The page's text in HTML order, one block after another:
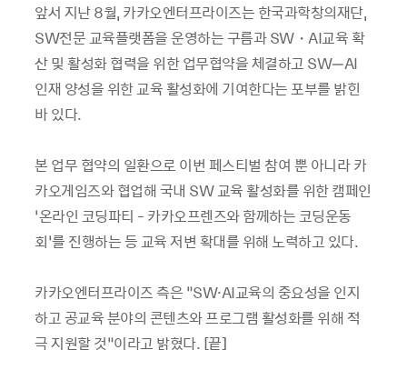
앞서 지난 8월, 카카오엔터프라이즈는 한국과학창의재단,
SW전문 교육플랫폼을 운영하는 구름과 SW・AI교육 확
산 및 활성화 협력을 위한 업무협약을 체결하고 SW–AI
인재 양성을 위한 교육 활성화에 기여한다는 포부를 밝힌
바 있다.
본 업무 협약의 일환으로 이번 페스티벌 참여 뿐 아니라 카
카오게임즈와 협업해 국내 SW 교육 활성화를 위한 캠페인
‘​온라인 코딩파티 - 카카오프렌즈와 함께하는 코딩운동
회’를 진행하는 등 교육 저변 확대를 위해 노력하고 있다.
카카오엔터프라이즈 측은 “SW·AI교육의 중요성을 인지
하고 공교육 분야의 콘텐츠와 프로그램 활성화를 위해 적
극 지원할 것”이라고 밝혔다. [끝]